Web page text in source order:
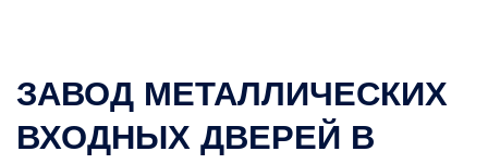
ЗАВОД МЕТАЛЛИЧЕСКИХ
ВХОДНЫХ ДВЕРЕЙ В